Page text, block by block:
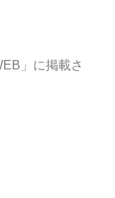
」 に掲載さ